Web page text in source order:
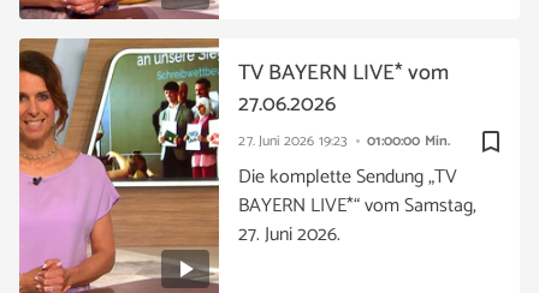
bookmark_border
27. Juni 2026 19:23 01:00:00 Min.
TV BAYERN LIVE* vom
27.06.2026
Die komplette Sendung „TV
BAYERN LIVE*“ vom Samstag,
27. Juni 2026.